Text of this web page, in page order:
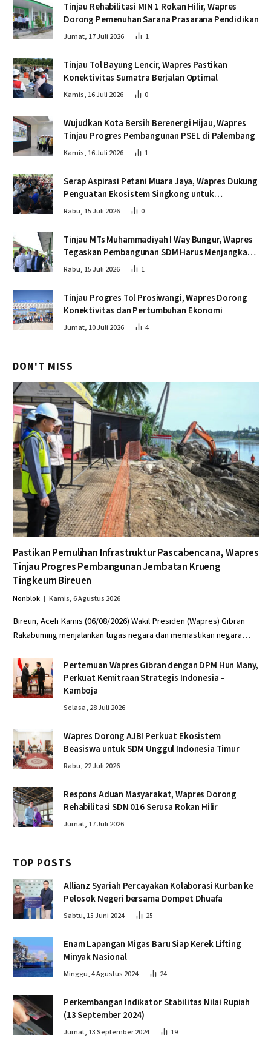
Tinjau Rehabilitasi MIN 1 Rokan Hilir, Wapres
Dorong Pemenuhan Sarana Prasarana Pendidikan
Jumat, 17 Juli 2026 1
Tinjau Tol Bayung Lencir, Wapres Pastikan
Konektivitas Sumatra Berjalan Optimal
Kamis, 16 Juli 2026 0
Wujudkan Kota Bersih Berenergi Hijau, Wapres
Tinjau Progres Pembangunan PSEL di Palembang
Kamis, 16 Juli 2026 1
Serap Aspirasi Petani Muara Jaya, Wapres Dukung
Penguatan Ekosistem Singkong untuk
Swasembada Pangan
Rabu, 15 Juli 2026 0
Tinjau MTs Muhammadiyah I Way Bungur, Wapres
Tegaskan Pembangunan SDM Harus Menjangkau
Seluruh Sekolah
Rabu, 15 Juli 2026 1
Tinjau Progres Tol Prosiwangi, Wapres Dorong
Konektivitas dan Pertumbuhan Ekonomi
Jumat, 10 Juli 2026 4
DON'T MISS
Pastikan Pemulihan Infrastruktur Pascabencana, Wapres
Tinjau Progres Pembangunan Jembatan Krueng
Tingkeum Bireuen
Nonblok Kamis, 6 Agustus 2026
Bireun, Aceh Kamis (06/08/2026) Wakil Presiden (Wapres) Gibran
Rakabuming menjalankan tugas negara dan memastikan negara…
Pertemuan Wapres Gibran dengan DPM Hun Many,
Perkuat Kemitraan Strategis Indonesia –
Kamboja
Selasa, 28 Juli 2026
Wapres Dorong AJBI Perkuat Ekosistem
Beasiswa untuk SDM Unggul Indonesia Timur
Rabu, 22 Juli 2026
Respons Aduan Masyarakat, Wapres Dorong
Rehabilitasi SDN 016 Serusa Rokan Hilir
Jumat, 17 Juli 2026
TOP POSTS
Allianz Syariah Percayakan Kolaborasi Kurban ke
Pelosok Negeri bersama Dompet Dhuafa
Sabtu, 15 Juni 2024 25
Enam Lapangan Migas Baru Siap Kerek Lifting
Minyak Nasional
Minggu, 4 Agustus 2024 24
Perkembangan Indikator Stabilitas Nilai Rupiah
(13 September 2024)
Jumat, 13 September 2024 19